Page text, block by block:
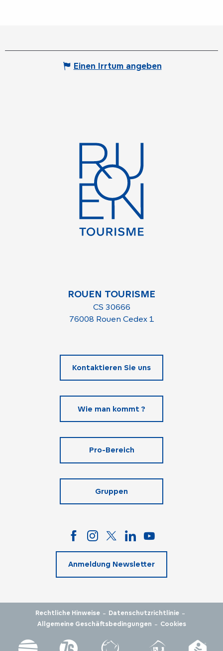
Einen Irrtum angeben
ROUEN TOURISME
CS 30666
76008 Rouen Cedex 1
Kontaktieren Sie uns
Wie man kommt ?
Pro-Bereich
Gruppen
Anmeldung Newsletter
Rechtliche Hinweise - Datenschutzrichtlinie -
Allgemeine Geschäftsbedingungen - Cookies